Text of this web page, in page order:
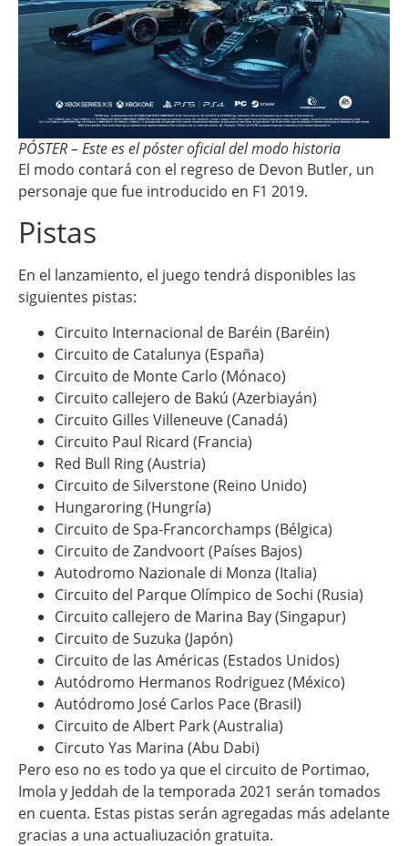
PÓSTER – Este es el póster oficial del modo historia
El modo contará con el regreso de Devon Butler, un
personaje que fue introducido en F1 2019.
Pistas
En el lanzamiento, el juego tendrá disponibles las
siguientes pistas:
Circuito Internacional de Baréin (Baréin)
Circuito de Catalunya (España)
Circuito de Monte Carlo (Mónaco)
Circuito callejero de Bakú (Azerbiayán)
Circuito Gilles Villeneuve (Canadá)
Circuito Paul Ricard (Francia)
Red Bull Ring (Austria)
Circuito de Silverstone (Reino Unido)
Hungaroring (Hungría)
Circuito de Spa-Francorchamps (Bélgica)
Circuito de Zandvoort (Países Bajos)
Autodromo Nazionale di Monza (Italia)
Circuito del Parque Olímpico de Sochi (Rusia)
Circuito callejero de Marina Bay (Singapur)
Circuito de Suzuka (Japón)
Circuito de las Américas (Estados Unidos)
Autódromo Hermanos Rodriguez (México)
Autódromo José Carlos Pace (Brasil)
Circuito de Albert Park (Australia)
Circuto Yas Marina (Abu Dabi)
Pero eso no es todo ya que el circuito de Portimao,
Imola y Jeddah de la temporada 2021 serán tomados
en cuenta. Estas pistas serán agregadas más adelante
gracias a una actualiuzación gratuita.